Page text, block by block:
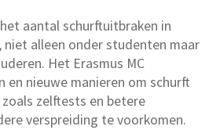
aantal schurftuitbraken in
alleen onder studenten maar
Het Erasmus MC
en nieuwe manieren om schurft
zelftests en betere
verspreiding te voorkomen.